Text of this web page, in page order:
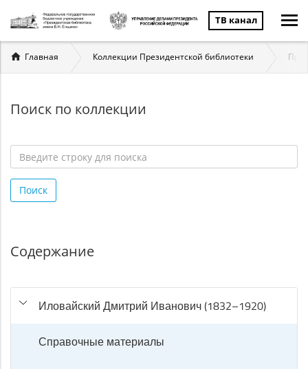
ТВ канал
Вы
здесь
Главная Коллекции Президентской библиотеки
Поиск по коллекции
строку
для
Поиск
Содержание
Иловайский Дмитрий Иванович (1832–1920)
Справочные материалы